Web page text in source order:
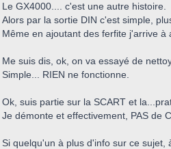
Le GX4000.... c'est une autre histoire.
Alors par la sortie DIN c'est simple,
Même en ajoutant des ferfite j'arrive à
Me suis dis, ok, on va essayé de
Simple... RIEN ne fonctionne.
Ok, suis partie sur la SCART et
Je démonte et effectivement, PAS de
Si quelqu'un à plus d'info sur ce sujet,